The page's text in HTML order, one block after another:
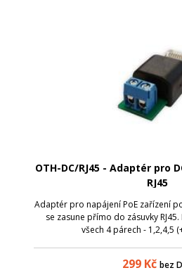
OTH-DC/RJ45 - Adaptér pro
RJ45
Adaptér pro napájení PoE zařízení
se zasune přímo do zásuvky RJ45.
všech 4 párech - 1,2,4,5
299Kč bez